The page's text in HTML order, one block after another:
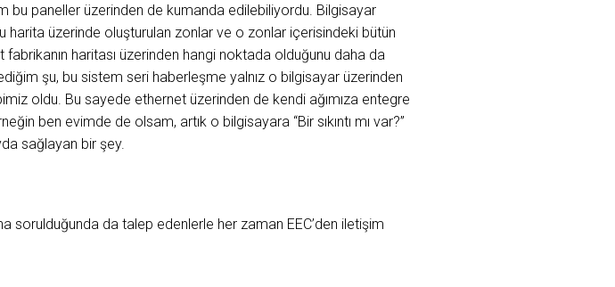
bu paneller üzerinden de kumanda edilebiliyordu. Bilgisayar
harita üzerinde oluşturulan zonlar ve o zonlar içerisindeki bütün
haritası üzerinden hangi noktada olduğunu daha da
şu, bu sistem seri haberleşme yalnız o bilgisayar üzerinden
oldu. Bu sayede ethernet üzerinden de kendi ağımıza entegre
ben evimde de olsam, artık o bilgisayara “Bir sıkıntı mı var?”
sağlayan bir şey.
sorulduğunda da talep edenlerle her zaman EEC’den iletişim